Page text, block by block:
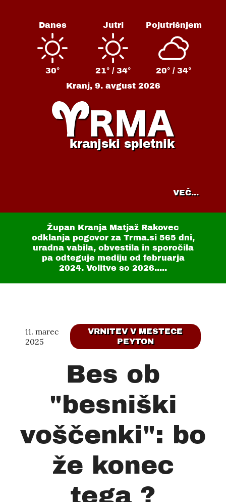
Danes
30°
Jutri
21° / 34°
Pojutrišnjem
20° / 34°
Kranj, 9. avgust 2026
kranjski spletnik
VEČ...
Župan Kranja Matjaž Rakovec
odklanja pogovor za Trma.si 565 dni,
uradna vabila, obvestila in sporočila
pa odteguje mediju od februarja
2024. Volitve so 2026.....
11. marec
2025
VRNITEV V MESTECE
PEYTON
Bes ob
"besniški
voščenki": bo
že konec
tega ?